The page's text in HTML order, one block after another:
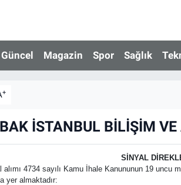
Güncel Magazin Spor Sağlık
+
İSTANBUL BİLİŞİM
SİNYAL
4734 sayılı Kamu İhale Kanununun 19 uncu
yer almaktadır: